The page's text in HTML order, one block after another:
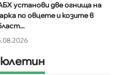
установи две огнища на
по овцете и козите в